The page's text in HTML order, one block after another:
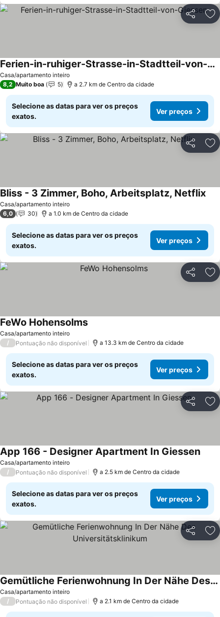
Partilhar
Casa/apartamento inteiro
Ferien-in-ruhiger-Strasse-in-Stadtteil-von-Giessen
8,2 Muito boa 5 a 2.7 km de Centro da cidade
Selecione as datas para ver os preços
exatos.
Ver preços
Partilhar
Casa/apartamento inteiro
Bliss - 3 Zimmer, Boho, Arbeitsplatz, Netflix
6,0 30 a 1.0 km de Centro da cidade
Selecione as datas para ver os preços
exatos.
Ver preços
Partilhar
Casa/apartamento inteiro
FeWo Hohensolms
/ Pontuação não disponível a 13.3 km de Centro da cidade
Selecione as datas para ver os preços
exatos.
Ver preços
Partilhar
Casa/apartamento inteiro
App 166 - Designer Apartment In Giessen
/ Pontuação não disponível a 2.5 km de Centro da cidade
Selecione as datas para ver os preços
exatos.
Ver preços
Partilhar
Casa/apartamento inteiro
Gemütliche Ferienwohnung In Der Nähe Des Universitätsklinikum
/ Pontuação não disponível a 2.1 km de Centro da cidade